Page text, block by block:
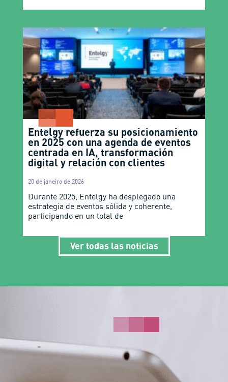
Entelgy refuerza su posicionamiento
en 2025 con una agenda de eventos
centrada en IA, transformación
digital y relación con clientes
20 de janeiro de 2026
Durante 2025, Entelgy ha desplegado una
estrategia de eventos sólida y coherente,
participando en un total de
Ver todas las noticias